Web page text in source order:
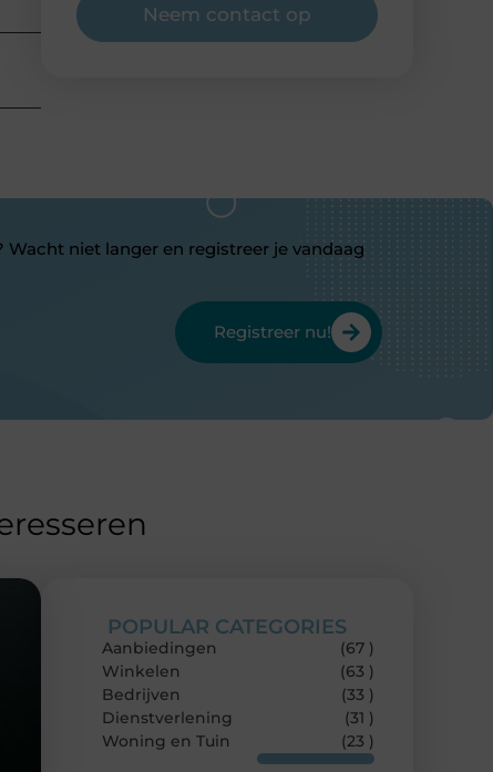
Neem contact op
niet langer en registreer je vandaag
Registreer nu!
POPULAR CATEGORIES
Aanbiedingen
(67 )
Winkelen
(63 )
Bedrijven
(33 )
Dienstverlening
(31 )
Woning en Tuin
(23 )